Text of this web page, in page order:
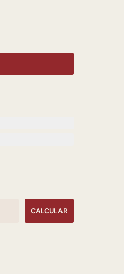
CALCULAR